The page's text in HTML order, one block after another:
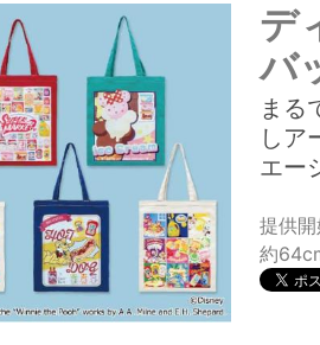
デ
バ
まる
しア
エー
提供
約